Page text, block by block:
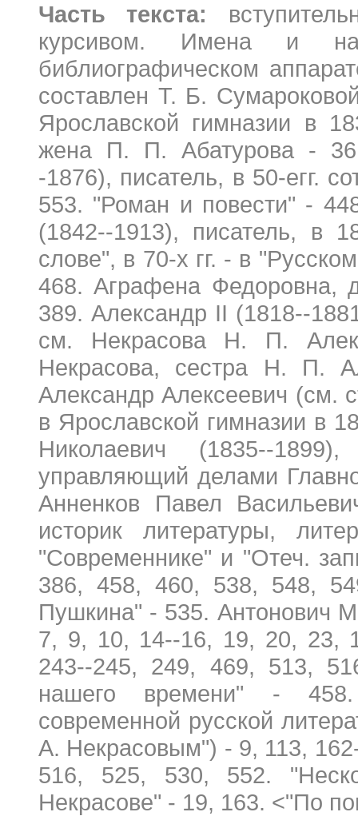
Часть текста:
курсивом. Имена и
библиографическом
составлен Т. Б.
Ярославской гимназии в
жена П. П. Абатурова -
-1876), писатель, в 50-егг.
553. "Роман и повести" -
(1842--1913), писатель, в
слове", в 70-х гг. - в
468. Аграфена Федоровна,
389. Александр II (1818--
см. Некрасова Н. П.
Некрасова, сестра Н. П.
Александр Алексеевич (см.
в Ярославской гимназии в
Николаевич (1835--1899),
управляющий делами
Анненков Павел
историк литературы,
"Современнике" и "Отеч.
386, 458, 460, 538, 548,
Пушкина" - 535. Антонович
7, 9, 10, 14--16, 19, 20, 23,
243--245, 249, 469, 513,
нашего времени" - 458.
современной русской
А. Некрасовым") - 9, 113,
516, 525, 530, 552.
Некрасове" - 19, 163. <"По